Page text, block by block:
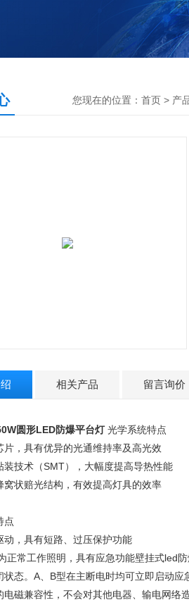
您现在的位置： 首页 > 产
相关产品 留言询价
圆形LED防爆平台灯光学系统特点
片，具有优异的光通维持率及高光效
装技术（SMT），大幅度提高导热性能
窝状赔光结构，有效提高灯具的效率
点
动，具有短路、过压保护功能
正常工作照明，具有应急功能壁挂式led
状态。A、B型在主断电时均可立即启动
电磁兼容性，不会对其他电器、输电网络